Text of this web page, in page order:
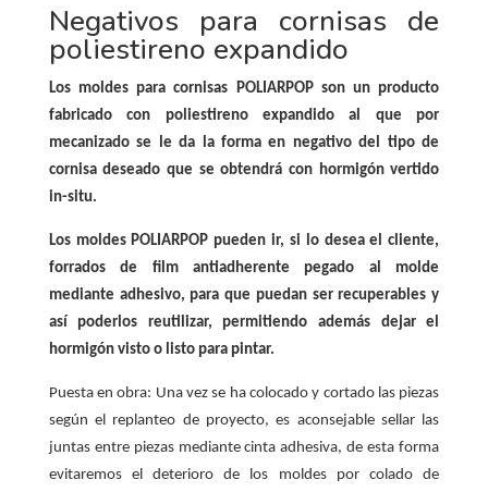
Negativos para cornisas de
poliestireno expandido
Los moldes para cornisas POLIARPOP son un producto
fabricado con poliestireno expandido al que por
mecanizado se le da la forma en negativo del tipo de
cornisa deseado que se obtendrá con hormigón vertido
in-situ.
Los moldes POLIARPOP pueden ir, si lo desea el cliente,
forrados de film antiadherente pegado al molde
mediante adhesivo, para que puedan ser recuperables y
así poderlos reutilizar, permitiendo además dejar el
hormigón visto o listo para pintar.
Puesta en obra: Una vez se ha colocado y cortado las piezas
según el replanteo de proyecto, es aconsejable sellar las
juntas entre piezas mediante cinta adhesiva, de esta forma
evitaremos el deterioro de los moldes por colado de